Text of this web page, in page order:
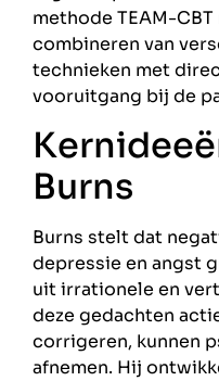
methode TEAM-
combineren van
technieken met
vooruitgang bij de
Burns
Burns stelt dat
depressie en angst
uit irrationele en
deze gedachten
corrigeren, kunnen
afnemen. Hij